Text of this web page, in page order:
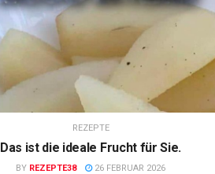
REZEPTE
Das ist die ideale Frucht für Sie.
BY REZEPTE38 26 FEBRUAR 2026